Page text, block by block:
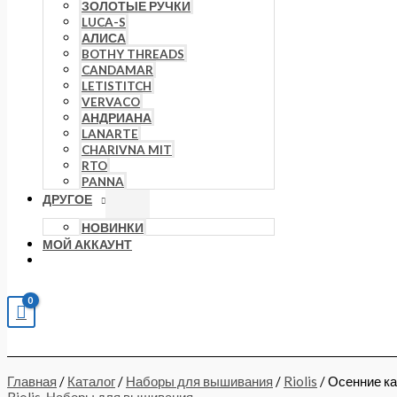
ЗОЛОТЫЕ РУЧКИ
LUCA-S
АЛИСА
BOTHY THREADS
CANDAMAR
LETISTITCH
VERVACO
АНДРИАНА
LANARTE
CHARIVNA MIT
RTO
PANNA
ДРУГОЕ
НОВИНКИ
МОЙ АККАУНТ
Главная / Каталог/ Наборы для вышивания / Riolis / Осенние